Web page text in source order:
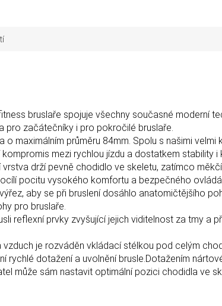
bruslaře spojuje všechny současné moderní
pro začátečníky i pro pokročilé bruslaře.
maximálním průměru 84mm. Spolu s našimi velmi
mezi rychlou jízdu a dostatkem stability i
vrstva drží pevně chodidlo ve skeletu, zatímco
pocitu vysokého komfortu a bezpečného
aby se při bruslení dosáhlo anatomičtějšího
pro bruslaře.
reflexní prvky zvyšující jejich viditelnost za tmy a
je rozváděn vkládací stélkou pod celým
rychlé dotažení a uvolnění brusle.Dotažením
může sám nastavit optimální pozici chodidla ve